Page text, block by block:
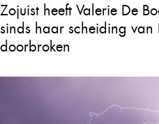
Zojuist heeft Valerie De
sinds haar scheiding van
doorbroken